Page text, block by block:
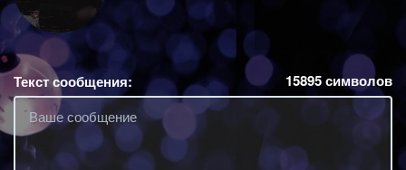
Текст сообщения: 15895символов